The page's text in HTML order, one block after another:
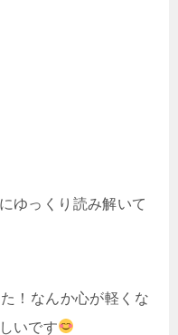
ゆっくり読み解いて
！なんか心が軽くな
いです